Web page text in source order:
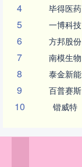
4 毕得医药
5 一博科技
6 方邦股份
7 南模生物
8 泰金新能
9 百普赛斯
10 锴威特